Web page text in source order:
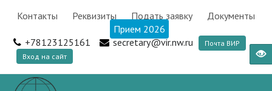
Контакты Реквизиты Подать заявку
Документы
Прием 2026
+78123125161
secretary@vir.nw.ru
Почта ВИР
Вход на сайт